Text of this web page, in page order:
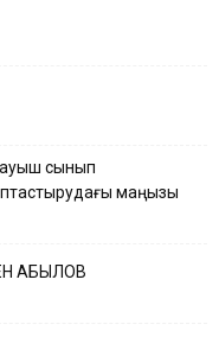
сынып
маңызы
ҚАБЫЛОВ